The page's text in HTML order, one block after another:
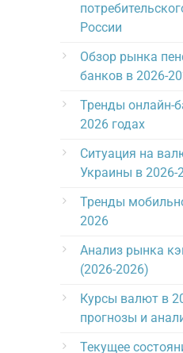
России
Обзор рынка
банков в 2026-
Тренды онлайн-
2026 годах
Ситуация на
Украины в 2026-
Тренды
2026
Анализ рынка
(2026-2026)
Курсы валют в
прогнозы и
Текущее